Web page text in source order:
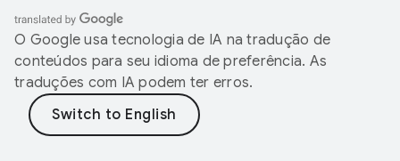
O Google usa tecnologia de IA na tradução de
conteúdos para seu idioma de preferência. As
traduções com IA podem ter erros.